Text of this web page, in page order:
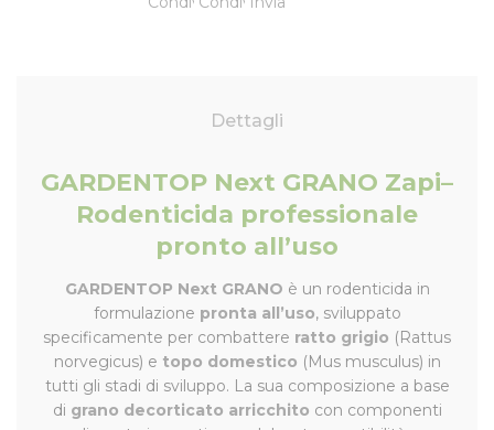
Dettagli
GARDENTOP Next GRANO Zapi–
Rodenticida professionale
pronto all’uso
GARDENTOP Next GRANO è un rodenticida in
formulazione pronta all’uso, sviluppato
specificamente per combattere ratto grigio (Rattus
norvegicus) e topo domestico (Mus musculus) in
tutti gli stadi di sviluppo. La sua composizione a base
di grano decorticato arricchito con componenti